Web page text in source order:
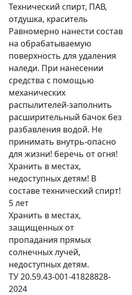
Технический спирт, ПАВ,
отдушка, краситель
Равномерно нанести состав
на обрабатываемую
поверхность для удаления
наледи. При нанесении
средства с помощью
механических
распылителей-заполнить
расширительный бачок без
разбавления водой. Не
принимать внутрь-опасно
для жизни! беречь от огня!
Хранить в местах,
недоступных детям! В
составе технический спирт!
5 лет
Хранить в местах,
защищенных от
пропадания прямых
солнечных лучей,
недоступных детям.
ТУ 20.59.43-001-41828828-
2024